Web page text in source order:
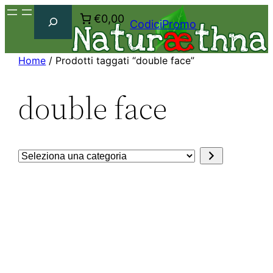
€0,00 CodiciPromo
Home / Prodotti taggati “double face”
double face
Seleziona